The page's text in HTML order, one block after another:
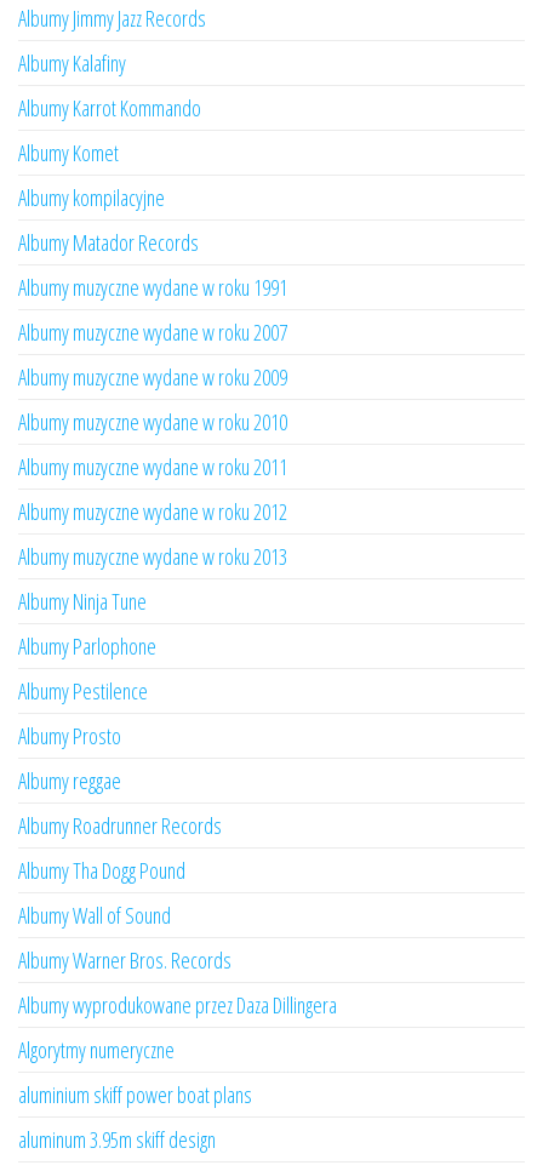
Albumy Jimmy Jazz Records
Albumy Kalafiny
Albumy Karrot Kommando
Albumy Komet
Albumy kompilacyjne
Albumy Matador Records
Albumy muzyczne wydane w roku 1991
Albumy muzyczne wydane w roku 2007
Albumy muzyczne wydane w roku 2009
Albumy muzyczne wydane w roku 2010
Albumy muzyczne wydane w roku 2011
Albumy muzyczne wydane w roku 2012
Albumy muzyczne wydane w roku 2013
Albumy Ninja Tune
Albumy Parlophone
Albumy Pestilence
Albumy Prosto
Albumy reggae
Albumy Roadrunner Records
Albumy Tha Dogg Pound
Albumy Wall of Sound
Albumy Warner Bros. Records
Albumy wyprodukowane przez Daza Dillingera
Algorytmy numeryczne
aluminium skiff power boat plans
aluminum 3.95m skiff design